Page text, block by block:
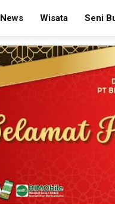
News Wisata Seni